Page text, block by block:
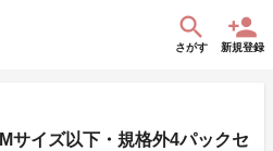
さがす 新規登録
サイズ以下・規格外4パックセ